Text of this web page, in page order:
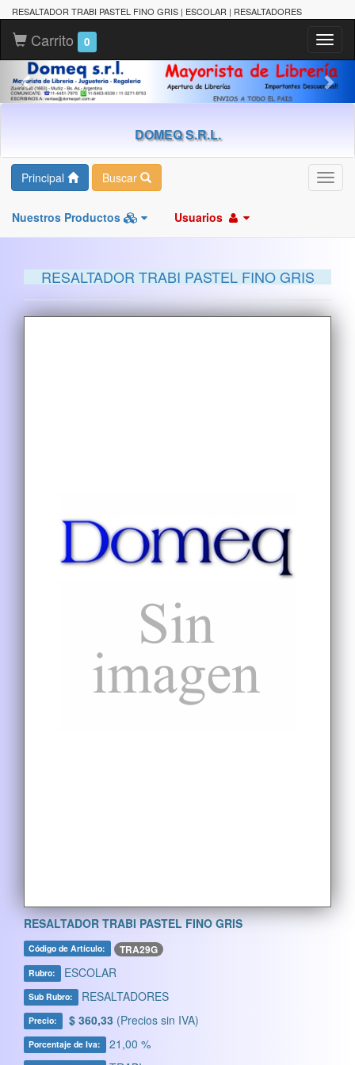
RESALTADOR TRABI PASTEL FINO GRIS | ESCOLAR | RESALTADORES
Carrito 0
DOMEQ S.R.L.
Principal Buscar
Nuestros Productos Usuarios
RESALTADOR TRABI PASTEL FINO GRIS
RESALTADOR TRABI PASTEL FINO GRIS
Código de Artículo: TRA29G
Rubro: ESCOLAR
Sub Rubro: RESALTADORES
Precio: $ 360,33 (Precios sin IVA)
Porcentaje de Iva: 21,00 %